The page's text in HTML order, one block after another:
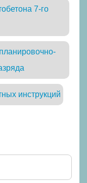
7-го
инструкций